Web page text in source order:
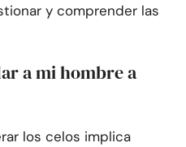
y comprender las
a mi hombre a
los celos implica